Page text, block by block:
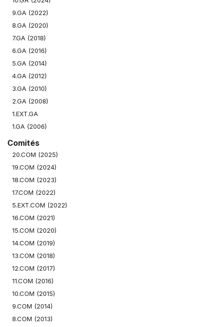
9.GA (2022)
8.GA (2020)
7.GA (2018)
6.GA (2016)
5.GA (2014)
4.GA (2012)
3.GA (2010)
2.GA (2008)
1.EXT.GA
1.GA (2006)
Comités
20.COM (2025)
19.COM (2024)
18.COM (2023)
17.COM (2022)
5.EXT.COM (2022)
16.COM (2021)
15.COM (2020)
14.COM (2019)
13.COM (2018)
12.COM (2017)
11.COM (2016)
10.COM (2015)
9.COM (2014)
8.COM (2013)